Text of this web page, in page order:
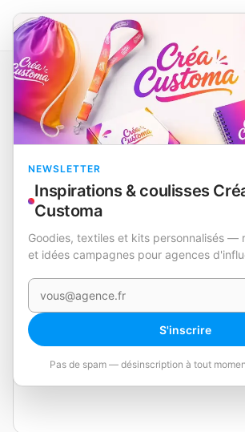
NEWSLETTER
Inspirations & coulisses
Customa
Goodies, textiles et kits personnalisés —
et idées campagnes pour agences
Votre e-mail
S'inscrire
Pas de spam — désinscription à tout
Catalogue Mugs, gourdes et thermos Tasse
EN STOCK